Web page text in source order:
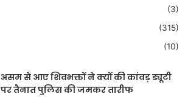
(3)
(315)
(10)
असम से आए शिवभक्तों ने क्यों की कांवड़ ड्यूटी
पर तैनात पुलिस की जमकर तारीफ